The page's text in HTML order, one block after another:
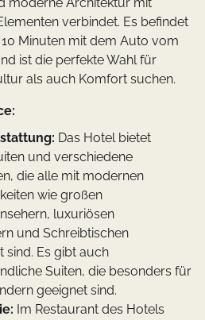
verbindet. Es befindet
Minuten mit dem Auto vom
ist die perfekte Wahl für
als auch Komfort suchen.
Das Hotel bietet
und verschiedene
die alle mit modernen
wie großen
luxuriösen
und Schreibtischen
sind. Es gibt auch
Suiten, die besonders für
geeignet sind.
Im Restaurant des Hotels